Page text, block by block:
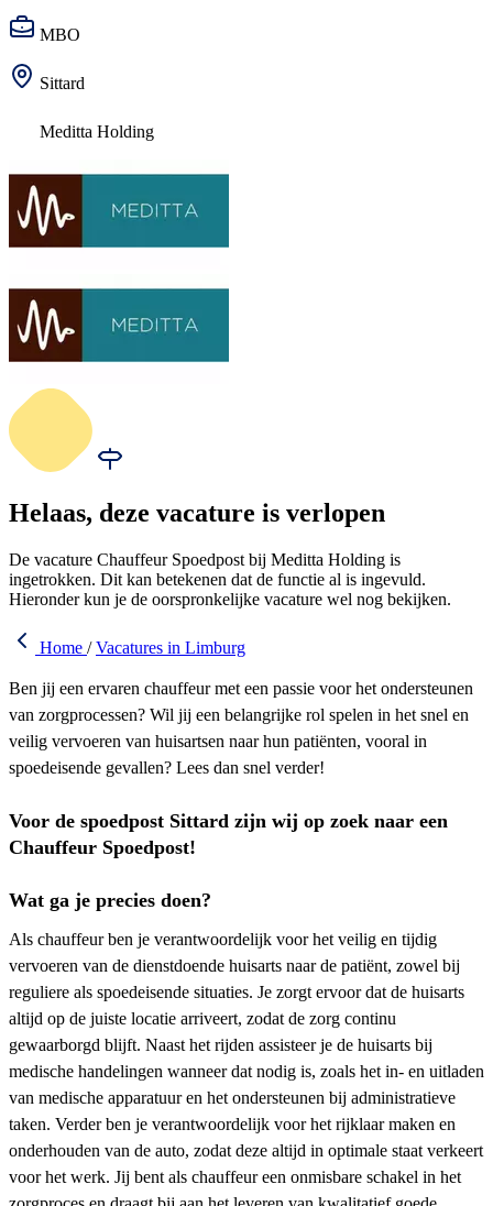
MBO
Sittard
Meditta Holding
Helaas, deze vacature is verlopen
De vacature Chauffeur Spoedpost bij Meditta Holding is
ingetrokken. Dit kan betekenen dat de functie al is ingevuld.
Hieronder kun je de oorspronkelijke vacature wel nog bekijken.
Home / Vacatures in Limburg
Ben jij een ervaren chauffeur met een passie voor het ondersteunen
van zorgprocessen? Wil jij een belangrijke rol spelen in het snel en
veilig vervoeren van huisartsen naar hun patiënten, vooral in
spoedeisende gevallen? Lees dan snel verder!
Voor de spoedpost Sittard zijn wij op zoek naar een
Chauffeur Spoedpost!
Wat ga je precies doen?
Als chauffeur ben je verantwoordelijk voor het veilig en tijdig
vervoeren van de dienstdoende huisarts naar de patiënt, zowel bij
reguliere als spoedeisende situaties. Je zorgt ervoor dat de huisarts
altijd op de juiste locatie arriveert, zodat de zorg continu
gewaarborgd blijft. Naast het rijden assisteer je de huisarts bij
medische handelingen wanneer dat nodig is, zoals het in- en uitladen
van medische apparatuur en het ondersteunen bij administratieve
taken. Verder ben je verantwoordelijk voor het rijklaar maken en
onderhouden van de auto, zodat deze altijd in optimale staat verkeert
voor het werk. Jij bent als chauffeur een onmisbare schakel in het